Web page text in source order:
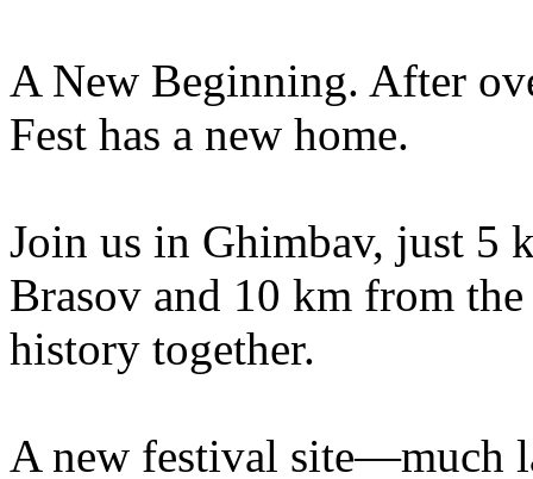
A New Beginning. After
Fest has a new home.
Join us in Ghimbav, just 5
Brasov and 10 km from
history together.
A new festival site—much